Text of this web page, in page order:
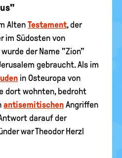
Alten Testament, der
im Südosten von
wurde der Name "Zion"
gebraucht. Als im
in Osteuropa von
dort wohnten, bedroht
antisemitischen Angriffen
darauf der
war Theodor Herzl